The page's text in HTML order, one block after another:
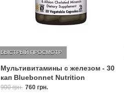
Мультивитамины с железом - 30
кап Bluebonnet Nutrition
БЫСТРЫЙ ПРОСМОТР
900 грн. 760 грн.